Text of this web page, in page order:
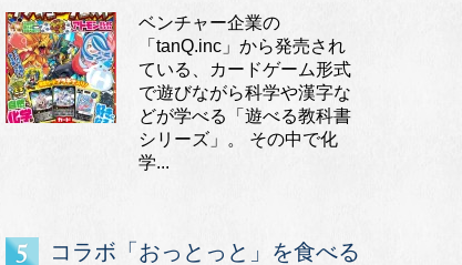
ベンチャー企業の
「tanQ.inc」から発売され
ている、カードゲーム形式
で遊びながら科学や漢字な
どが学べる「遊べる教科書
シリーズ」。 その中で化
学...
コラボ「おっとっと」を食べる